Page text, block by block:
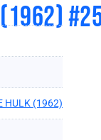
(1962)
HULK (1962)